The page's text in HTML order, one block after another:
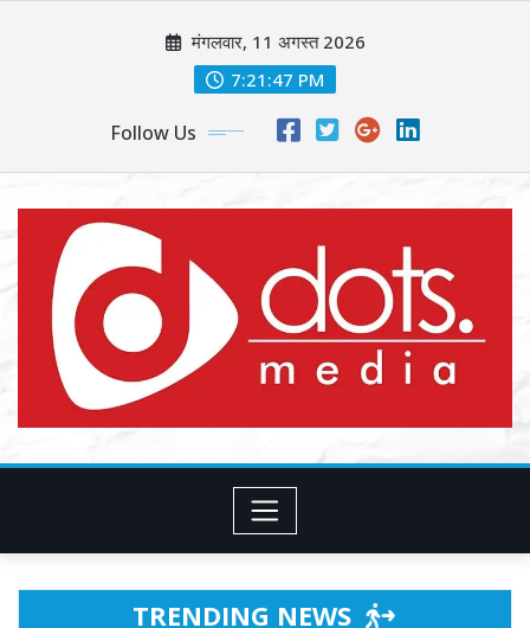
मंगलवार, 11 अगस्त 2026
7:21:49 PM
Follow Us
TRENDING NEWS